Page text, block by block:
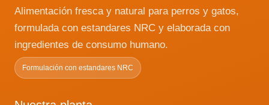
Alimentación fresca y natural para perros y gatos,
formulada con estandares NRC y elaborada con
ingredientes de consumo humano.
Formulación con estandares NRC